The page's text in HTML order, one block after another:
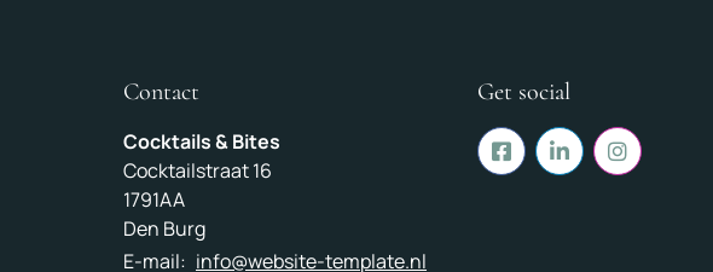
Contact
Cocktails & Bites
Cocktailstraat 16
1791AA
Den Burg
E-mail: info@website-template.nl
Get social